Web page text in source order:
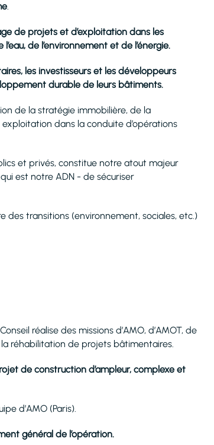
.
de projets et d’exploitation dans les
de l’environnement et de l’énergie.
les investisseurs et les développeurs
durable de leurs bâtiments.
de la stratégie immobilière, de la
dans la conduite d’opérations
et privés, constitue notre atout majeur
est notre ADN - de sécuriser
des transitions (environnement, sociales, etc.)
réalise des missions d’AMO, d’AMOT, de
réhabilitation de projets bâtimentaires.
de construction d’ampleur, complexe et
d’AMO (Paris).
général de l’opération.